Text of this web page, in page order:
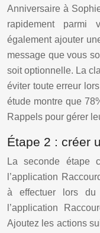
Anniversaire à
rapidement parmi
également ajouter
message que vous
soit optionnelle. La
éviter toute erreur
étude montre que
Rappels pour gérer
Étape 2 : créer
La seconde étape
l’application
à effectuer lors du
l’application
Ajoutez les actions